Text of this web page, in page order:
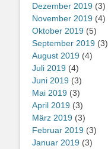
Dezember 2019 (3)
November 2019 (4)
Oktober 2019 (5)
September 2019 (3)
August 2019 (4)
Juli 2019 (4)
Juni 2019 (3)
Mai 2019 (3)
April 2019 (3)
März 2019 (3)
Februar 2019 (3)
Januar 2019 (3)